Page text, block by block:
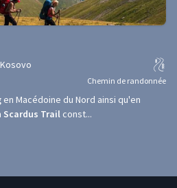
Chemin de randonnée
en Macédoine du Nord ainsi qu'en
Scardus Trail const...